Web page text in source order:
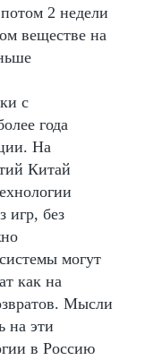
2 недели
веществе на
с
года
На
Китай
игр, без
могут
как на
Мысли
на эти
в Россию